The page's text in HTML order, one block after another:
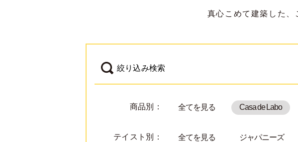
真心こめて建築した、
絞り込み検索
商品別： 全てを見る Casa de Labo
テイスト別： 全てを見る ジャパニーズ